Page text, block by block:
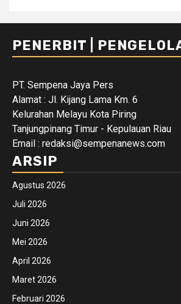
PENERBIT |
PT. Sempena Jaya Pers
Alamat : Jl. Kijang Lama Km. 6
Kelurahan Melayu Kota Piring
Tanjungpinang Timur - Kepulauan Riau
Email : redaksi@sempenanews.com
ARSIP
Agustus 2026
Juli 2026
Juni 2026
Mei 2026
April 2026
Maret 2026
Februari 2026